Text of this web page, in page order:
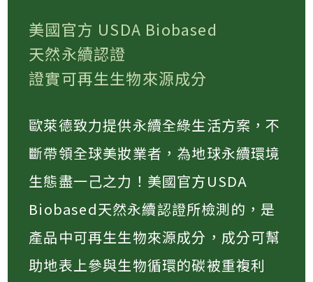
美國官方 USDA Biobased
天然永續認證
證實可再生生物來源成分
歐萊德致力提供永續全綠生活方案，不
斷帶領全球美妝業者，為地球永續環境
生態盡一己之力！美國官方USDA
Biobased天然永續認證所檢測的，是
產品中可再生生物來源成分，成分可幫
助地表上參與生物循環的碳被重複利